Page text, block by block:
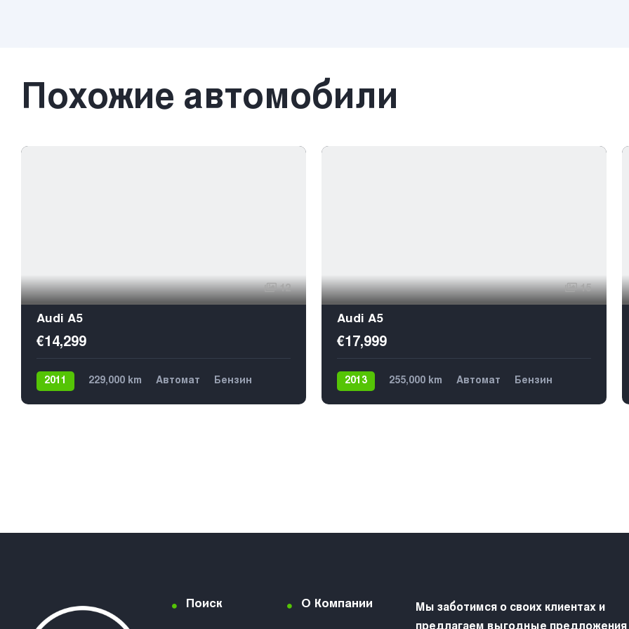
Похожие автомобили
12
Audi A5
€14,299
2011 229,000 km Автомат
Бензин
15
Audi A5
€17,999
2013 255,000 km Автомат
Бензин
Поиск О Компании
Мы заботимся о своих клиентах и
предлагаем выгодные предложения